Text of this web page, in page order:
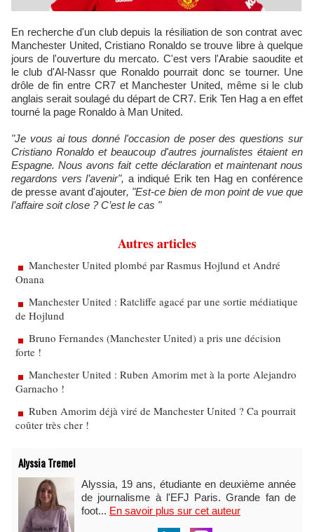
En recherche d'un club depuis la résiliation de son contrat avec
Manchester United, Cristiano Ronaldo se trouve libre à quelque
jours de l'ouverture du mercato. C'est vers l'Arabie saoudite et
le club d'Al-Nassr que Ronaldo pourrait donc se tourner. Une
drôle de fin entre CR7 et Manchester United, même si le club
anglais serait soulagé du départ de CR7. Erik Ten Hag a en effet
tourné la page Ronaldo à Man United.
"Je vous ai tous donné l'occasion de poser des questions sur
Cristiano Ronaldo et beaucoup d'autres journalistes étaient en
Espagne. Nous avons fait cette déclaration et maintenant nous
regardons vers l’avenir", a indiqué Erik ten Hag en conférence
de presse avant d'ajouter, "Est-ce bien de mon point de vue que
l’affaire soit close ? C’est le cas "
Autres articles
Manchester United plombé par Rasmus Hojlund et André
Onana
Manchester United : Ratcliffe agacé par une sortie médiatique
de Hojlund
Bruno Fernandes (Manchester United) a pris une décision
forte !
Manchester United : Ruben Amorim met à la porte Alejandro
Garnacho !
Ruben Amorim déjà viré de Manchester United ? Ca pourrait
coûter très cher !
Alyssia Tremel
Alyssia, 19 ans, étudiante en deuxième année
de journalisme à l'EFJ Paris. Grande fan de
foot... En savoir plus sur cet auteur